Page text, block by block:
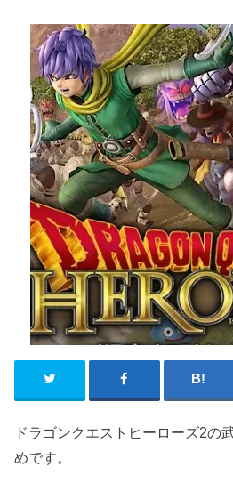
ドラゴンクエストヒーローズ2の
めです。